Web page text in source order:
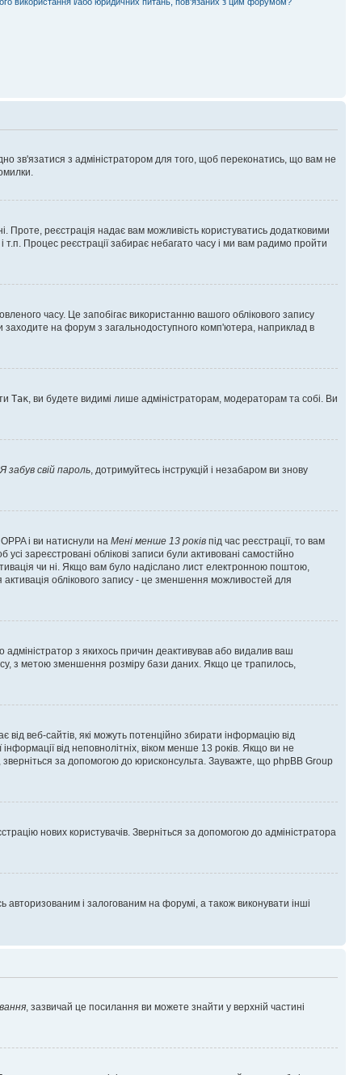
зв'язатися з адміністратором для того, щоб переконатись, що вам не
Проте, реєстрація надає вам можливість користуватись додатковими
т.п. Процес реєстрації забирає небагато часу і ми вам радимо пройти
часу. Це запобігає використанню вашого облікового запису
на форум з загальнодоступного комп'ютера, наприклад в
Так, ви будете видимі лише адміністраторам, модераторам та собі. Ви
Я забув свій пароль, дотримуйтесь інструкцій і незабаром ви знову
і ви натиснули на Мені менше 13 років під час реєстрації, то вам
зареєстровані облікові записи були активовані самостійно
чи ні. Якщо вам було надіслано лист електронною поштою,
облікового запису - це зменшення можливостей для
з якихось причин деактивував або видалив ваш
з метою зменшення розміру бази даних. Якщо це трапилось,
веб-сайтів, які можуть потенційно збирати інформацію від
від неповнолітніх, віком менше 13 років. Якщо ви не
за допомогою до юрисконсульта. Зауважте, що phpBB Group
нових користувачів. Зверніться за допомогою до адміністратора
і залогованим на форумі, а також виконувати інші
, зазвичай це посилання ви можете знайти у верхній частині